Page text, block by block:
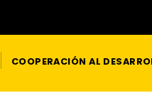
COOPERACIÓN AL